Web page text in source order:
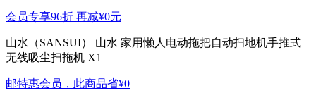
会员专享96折 再减¥0元
山水（SANSUI） 山水 家用懒人电动拖把自动扫地机手推式
无线吸尘扫拖机 X1
邮特惠会员，此商品省¥0